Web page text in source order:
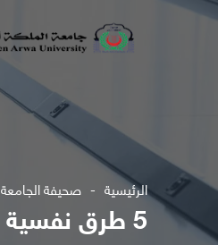
الرئيسية صحيفة الجامعة
5 طرق نفسية وعلمية تُسهل عليك تعلم شيء جديد